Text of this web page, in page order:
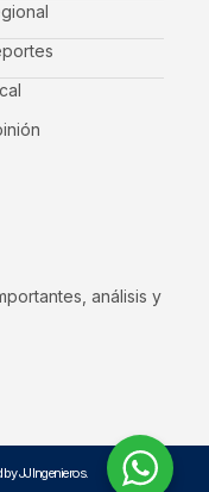
análisis y
JJ Ingenieros.